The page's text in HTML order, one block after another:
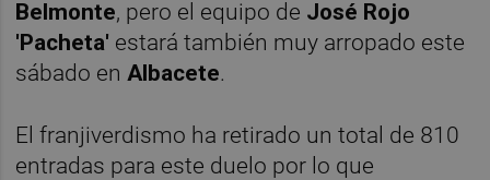
Belmonte, pero el equipo de José Rojo
'Pacheta' estará también muy arropado este
sábado en Albacete.
El franjiverdismo ha retirado un total de 810
entradas para este duelo por lo que